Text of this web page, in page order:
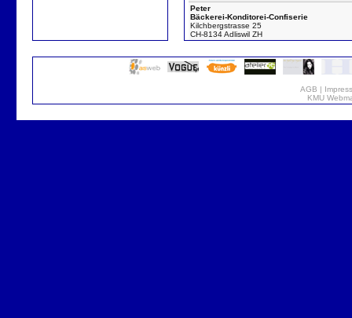
Peter
Bäckerei-Konditorei-Confiserie
Kilchbergstrasse 25
CH-8134 Adliswil ZH
AGB |
KMU